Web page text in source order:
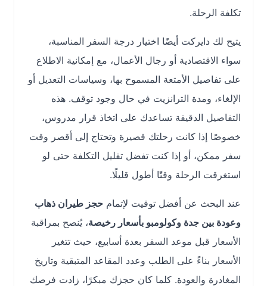
تكلفة الرحلة.
يتيح لك دايركت أيضًا اختيار درجة السفر المناسبة،
سواء الاقتصادية أو رجال الأعمال، مع إمكانية الاطلاع
على تفاصيل الأمتعة المسموح بها، وسياسات التعديل أو
الإلغاء، ومدة الترانزيت في حال وجود توقف. هذه
التفاصيل الدقيقة تساعدك على اتخاذ قرار مدروس،
خصوصًا إذا كانت رحلتك قصيرة وتحتاج إلى أقصر وقت
سفر ممكن، أو إذا كنت تفضل تقليل التكلفة حتى لو
استغرقت الرحلة وقتًا أطول قليلًا.
عند البحث عن أفضل توقيت لإتمامحجز طيران ذهاب
وعودة بين جدة وكولومبو بأسعار رخيصة ، يُنصح بمراقبة
الأسعار قبل موعد السفر بعدة أسابيع، حيث تتغير
الأسعار بناءً على الطلب وعدد المقاعد المتبقية وتاريخ
المغادرة والعودة. كلما كان حجزك مبكرًا، زادت فرصك